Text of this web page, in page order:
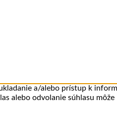
a/alebo prístup k
alebo odvolanie súhlasu